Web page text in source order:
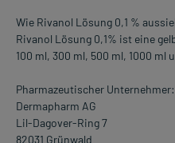
Wie Rivanol Lösung 0,1 %
Rivanol Lösung 0,1% ist eine
100 ml, 300 ml, 500 ml, 1000 ml
Pharmazeutischer Unternehmer:
Dermapharm AG
Lil-Dagover-Ring 7
82031 Grünwald